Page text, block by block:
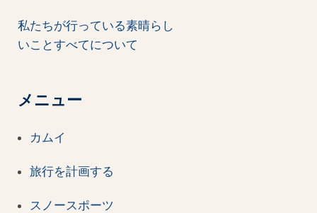
私たちが行っている素晴らし
いことすべてについて
メニュー
カムイ
旅行を計画する
スノースポーツ